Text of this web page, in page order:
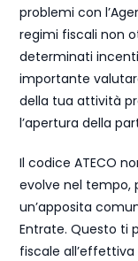
problemi con
regimi fiscali non
determinati
importante
della tua attività
l’apertura della
Il codice ATECO
evolve nel tempo,
un’apposita
Entrate. Questo ti
fiscale